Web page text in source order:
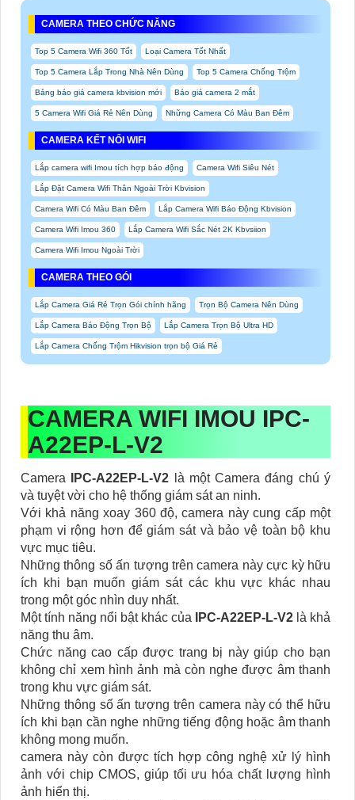
CAMERA THEO CHỨC NĂNG
Top 5 Camera Wifi 360 Tốt Loại Camera Tốt Nhất
Top 5 Camera Lắp Trong Nhà Nên Dùng Top 5 Camera Chống Trộm
Bảng báo giá camera kbvision mới Báo giá camera 2 mắt
5 Camera Wifi Giá Rẻ Nên Dùng Những Camera Có Màu Ban Đêm
CAMERA KẾT NỐI WIFI
Lắp camera wifi Imou tích hợp báo động Camera Wifi Siêu Nét
Lắp Đặt Camera Wifi Thân Ngoài Trời Kbvision
Camera Wifi Có Màu Ban Đêm Lắp Camera Wifi Báo Động Kbvision
Camera Wifi Imou 360 Lắp Camera Wifi Sắc Nét 2K Kbvsiion
Camera Wifi Imou Ngoài Trời
CAMERA THEO GÓI
Lắp Camera Giá Rẻ Trọn Gói chính hãng Trọn Bộ Camera Nên Dùng
Lắp Camera Báo Động Trọn Bộ Lắp Camera Trọn Bộ Ultra HD
Lắp Camera Chống Trộm Hikvision trọn bộ Giá Rẻ
CAMERA WIFI IMOU IPC-
A22EP-L-V2
Camera IPC-A22EP-L-V2 là một Camera đáng chú ý
và tuyệt vời cho hệ thống giám sát an ninh.
Với khả năng xoay 360 độ, camera này cung cấp một
phạm vi rộng hơn để giám sát và bảo vệ toàn bộ khu
vực mục tiêu.
Những thông số ấn tượng trên camera này cực kỳ hữu
ích khi bạn muốn giám sát các khu vực khác nhau
trong một góc nhìn duy nhất.
Một tính năng nổi bật khác của
IPC-A22EP-L-V2 là khả
năng thu âm.
Chức năng cao cấp được trang bị này giúp cho bạn
không chỉ xem hình ảnh mà còn nghe được âm thanh
trong khu vực giám sát.
Những thông số ấn tượng trên camera này có thể hữu
ích khi bạn cần nghe những tiếng động hoặc âm thanh
không mong muốn.
camera này còn được tích hợp công nghệ xử lý hình
ảnh với chip CMOS, giúp tối ưu hóa chất lượng hình
ảnh hiển thị.